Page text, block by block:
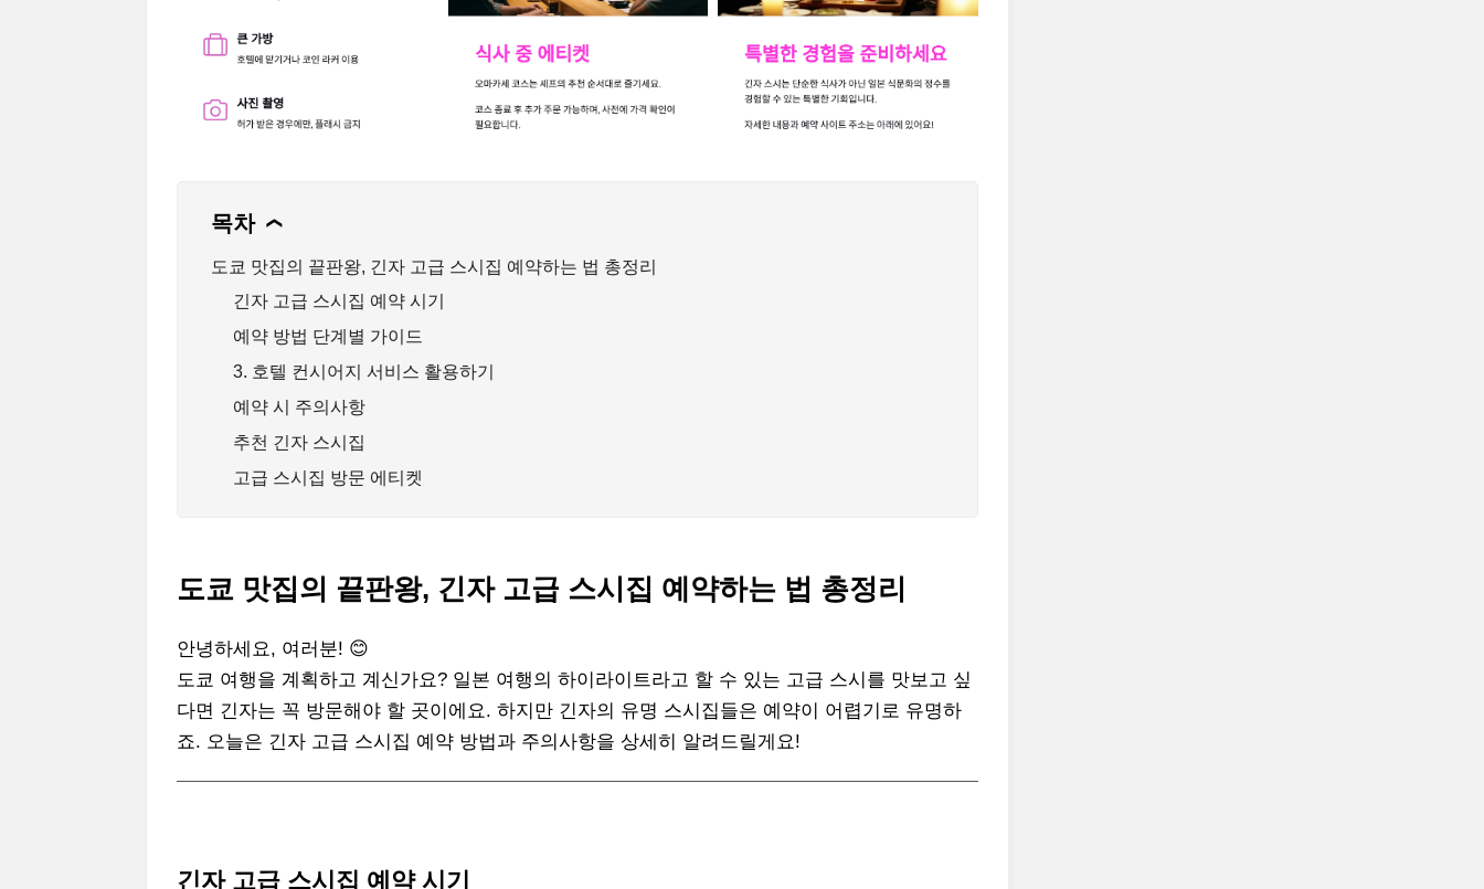
목차 ❯
도쿄 맛집의 끝판왕, 긴자 고급 스시집 예약하는 법 총정리
긴자 고급 스시집 예약 시기
예약 방법 단계별 가이드
3. 호텔 컨시어지 서비스 활용하기
예약 시 주의사항
추천 긴자 스시집
고급 스시집 방문 에티켓
도쿄 맛집의 끝판왕, 긴자 고급 스시집 예약하는 법 총정리
안녕하세요, 여러분! 😊
도쿄 여행을 계획하고 계신가요? 일본 여행의 하이라이트라고 할 수 있는 고급 스시를 맛보고 싶
다면 긴자는 꼭 방문해야 할 곳이에요. 하지만 긴자의 유명 스시집들은 예약이 어렵기로 유명하
죠. 오늘은 긴자 고급 스시집 예약 방법과 주의사항을 상세히 알려드릴게요!
긴자 고급 스시집 예약 시기